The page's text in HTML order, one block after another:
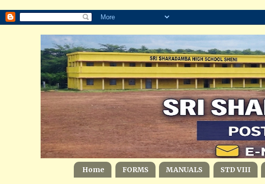
Home FORMS MANUALS STD VIII